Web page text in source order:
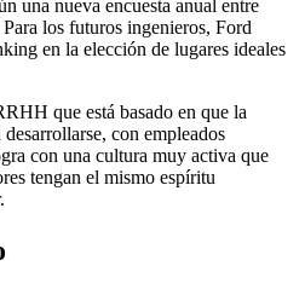
una nueva encuesta anual entre
los futuros ingenieros, Ford
en la elección de lugares ideales
que está basado en que la
con empleados
con una cultura muy activa que
tengan el mismo espíritu